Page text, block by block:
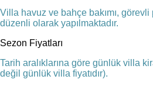
Villa havuz ve bahçe bakımı, görevli
düzenli olarak yapılmaktadır.
Sezon Fiyatları
Tarih aralıklarına göre günlük villa
değil günlük villa fiyatıdır).